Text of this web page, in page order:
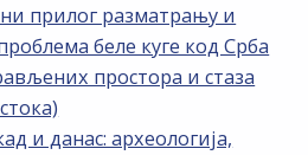
прилог разматрању и
беле куге код Срба
простора и стаза
и данас: археологија,